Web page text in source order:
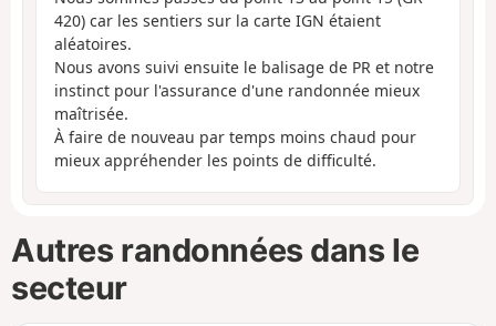
420) car les sentiers sur la carte IGN étaient
aléatoires.
Nous avons suivi ensuite le balisage de PR et notre
instinct pour l'assurance d'une randonnée mieux
maîtrisée.
À faire de nouveau par temps moins chaud pour
mieux appréhender les points de difficulté.
Autres randonnées dans le
secteur